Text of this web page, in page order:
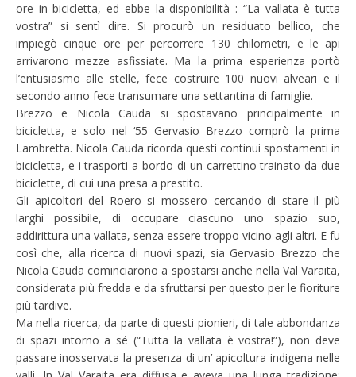
ore in bicicletta, ed ebbe la disponibilità : “La vallata è tutta
vostra” si sentì dire. Si procurò un residuato bellico, che
impiegò cinque ore per percorrere 130 chilometri, e le api
arrivarono mezze asfissiate. Ma la prima esperienza portò
l’entusiasmo alle stelle, fece costruire 100 nuovi alveari e il
secondo anno fece transumare una settantina di famiglie.
Brezzo e Nicola Cauda si spostavano principalmente in
bicicletta, e solo nel ‘55 Gervasio Brezzo comprò la prima
Lambretta. Nicola Cauda ricorda questi continui spostamenti in
bicicletta, e i trasporti a bordo di un carrettino trainato da due
biciclette, di cui una presa a prestito.
Gli apicoltori del Roero si mossero cercando di stare il più
larghi possibile, di occupare ciascuno uno spazio suo,
addirittura una vallata, senza essere troppo vicino agli altri. E fu
così che, alla ricerca di nuovi spazi, sia Gervasio Brezzo che
Nicola Cauda cominciarono a spostarsi anche nella Val Varaita,
considerata più fredda e da sfruttarsi per questo per le fioriture
più tardive.
Ma nella ricerca, da parte di questi pionieri, di tale abbondanza
di spazi intorno a sé (“Tutta la vallata è vostra!”), non deve
passare inosservata la presenza di un’ apicoltura indigena nelle